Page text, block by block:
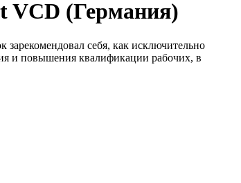
VCD (Германия)
себя, как исключительно
и повышения квалификации рабочих, в